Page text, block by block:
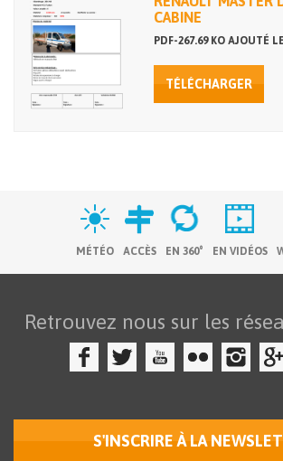
CABINE
PDF-267.69 KO AJOUTÉ
TÉLÉCHARGER
MÉTÉO ACCÈS EN 360° EN VIDÉOS
Retrouvez nous sur les
S'INSCRIRE À LA